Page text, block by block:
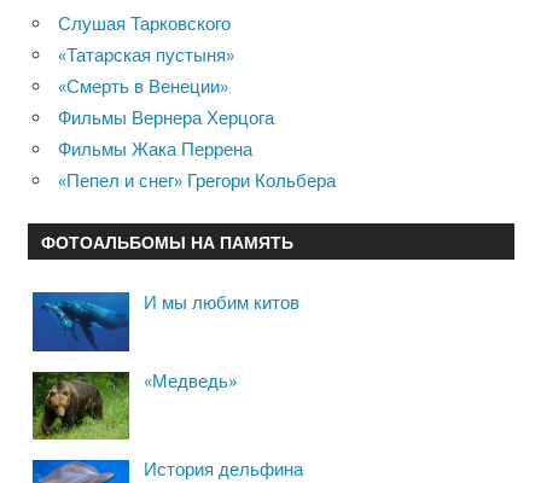
Слушая Тарковского
«Татарская пустыня»
«Смерть в Венеции»
Фильмы Вернера Херцога
Фильмы Жака Перрена
«Пепел и снег» Грегори Кольбера
ФОТОАЛЬБОМЫ НА ПАМЯТЬ
И мы любим китов
«Медведь»
История дельфина